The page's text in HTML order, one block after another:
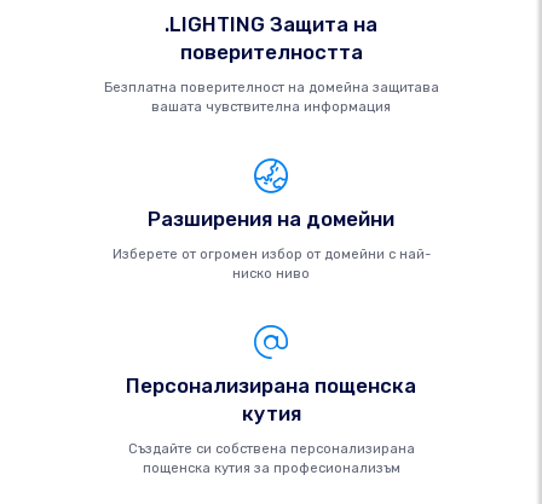
.LIGHTING Защита на
поверителността
Безплатна поверителност на домейна защитава
вашата чувствителна информация
Разширения на домейни
Изберете от огромен избор от домейни с най-
ниско ниво
Персонализирана пощенска
кутия
Създайте си собствена персонализирана
пощенска кутия за професионализъм